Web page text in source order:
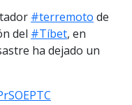
#terremoto de
del #Tíbet, en
ha dejado un